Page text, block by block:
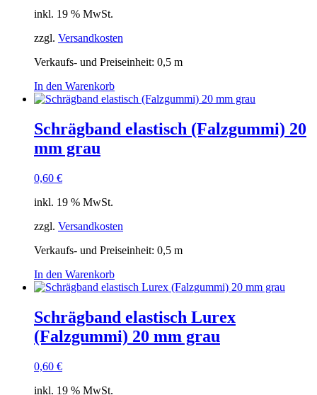
inkl. 19 % MwSt.
zzgl. Versandkosten
Verkaufs- und Preiseinheit: 0,5 m
In den Warenkorb
Schrägband elastisch (Falzgummi) 20
mm grau
0,60 €
inkl. 19 % MwSt.
zzgl. Versandkosten
Verkaufs- und Preiseinheit: 0,5 m
In den Warenkorb
Schrägband elastisch Lurex
(Falzgummi) 20 mm grau
0,60 €
inkl. 19 % MwSt.